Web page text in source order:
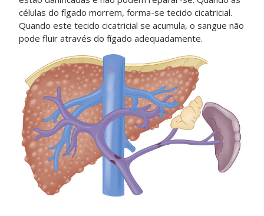
células do fígado morrem, forma-se tecido cicatricial.
Quando este tecido cicatricial se acumula, o sangue não
pode fluir através do fígado adequadamente.